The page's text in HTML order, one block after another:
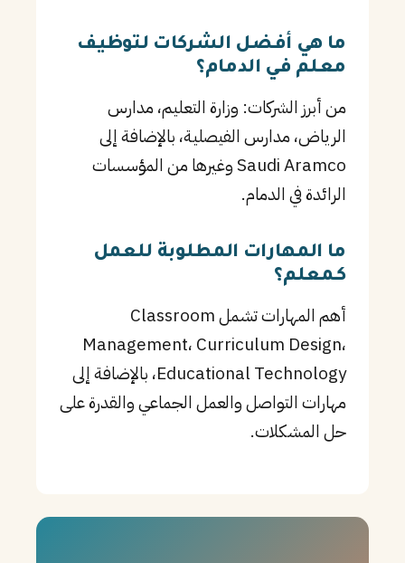
ما هي أفضل الشركات لتوظيف
معلم في الدمام؟
من أبرز الشركات: وزارة التعليم، مدارس
الرياض، مدارس الفيصلية، بالإضافة إلى
Saudi Aramco وغيرها من المؤسسات
الرائدة في الدمام.
ما المهارات المطلوبة للعمل
كـمعلم؟
أهم المهارات تشمل Classroom
Management، Curriculum Design،
Educational Technology، بالإضافة إلى
مهارات التواصل والعمل الجماعي والقدرة على
حل المشكلات.